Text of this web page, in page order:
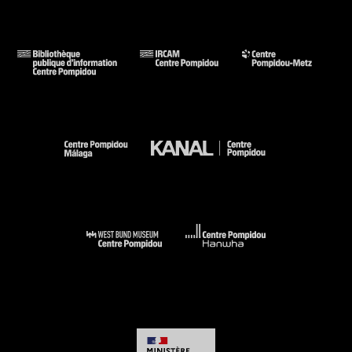
coul. p. 565) . N° isbn 0-89207-213-X
Voir la notice sur le portail de la Bibliothèque Kandinsky
des Musées nationaux, 2002 ( ouvrage publié à l''occasion de
Collection art contemporain : Paris, Musée national d''art
moderne, sous la dir. de Sophie Duplaix. - Paris : Centre